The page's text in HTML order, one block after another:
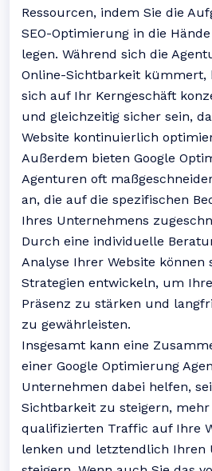
Ressourcen, indem Sie die
SEO-Optimierung in die
legen. Während sich die
Online-Sichtbarkeit kümmert,
sich auf Ihr Kerngeschäft
und gleichzeitig sicher sein,
Website kontinuierlich
Außerdem bieten Google
Agenturen oft
an, die auf die spezifischen
Ihres Unternehmens
Durch eine individuelle
Analyse Ihrer Website können
Strategien entwickeln, um
Präsenz zu stärken und
zu gewährleisten.
Insgesamt kann eine
einer Google Optimierung
Unternehmen dabei helfen,
Sichtbarkeit zu steigern, mehr
qualifizierten Traffic auf Ihre
lenken und letztendlich Ihren